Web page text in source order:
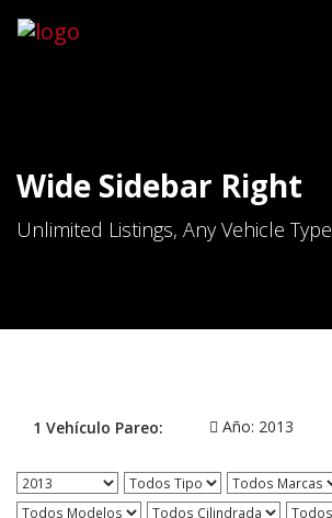
Wide Sidebar Right
Unlimited Listings, Any Vehicle Type
1 Vehículo Pareo: Año: 2013